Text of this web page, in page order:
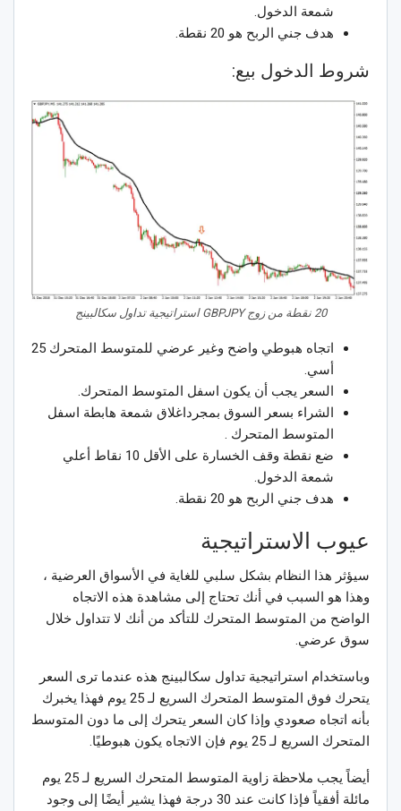
شمعة الدخول.
هدف جني الربح هو 20 نقطة.
شروط الدخول بيع:
20 نقطة من زوج GBPJPY استراتيجية تداول سكالبينج
اتجاه هبوطي واضح وغير عرضي للمتوسط المتحرك 25
أسي.
السعر يجب أن يكون اسفل المتوسط المتحرك.
الشراء بسعر السوق بمجرداغلاق شمعة هابطة اسفل
المتوسط المتحرك .
ضع نقطة وقف الخسارة على الأقل 10 نقاط أعلي
شمعة الدخول.
هدف جني الربح هو 20 نقطة.
عيوب الاستراتيجية
سيؤثر هذا النظام بشكل سلبي للغاية في الأسواق العرضية ،
وهذا هو السبب في أنك تحتاج إلى مشاهدة هذه الاتجاه
الواضح من المتوسط المتحرك للتأكد من أنك لا تتداول خلال
سوق عرضي.
وباستخدام استراتيجية تداول سكالبينج هذه عندما ترى السعر
يتحرك فوق المتوسط المتحرك السريع لـ 25 يوم فهذا يخبرك
بأنه اتجاه صعودي وإذا كان السعر يتحرك إلى ما دون المتوسط
المتحرك السريع لـ 25 يوم فإن الاتجاه يكون هبوطيًا.
أيضاً يجب ملاحظة زاوية المتوسط المتحرك السريع لـ 25 يوم
مائلة أفقياً فإذا كانت عند 30 درجة فهذا يشير أيضًا إلى وجود